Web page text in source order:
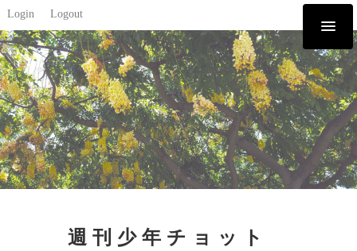
Login Logout
週刊少年チョット